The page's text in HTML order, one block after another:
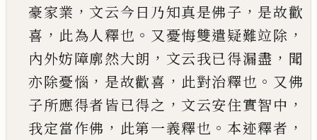
豪家業 ， 文云今日乃知真是佛子 ， 是故歡
喜 ， 此為人釋也 。 又憂悔雙遣疑難竝除 ，
內外妨障廓然大朗 ， 文云我已得漏盡 ， 聞
亦除憂惱 ， 是故歡喜 ， 此對治釋也 。 又佛
子所應得者皆已得之 ， 文云安住實智中 ，
我定當作佛 ， 此第一義釋也 。本迹釋者 ，